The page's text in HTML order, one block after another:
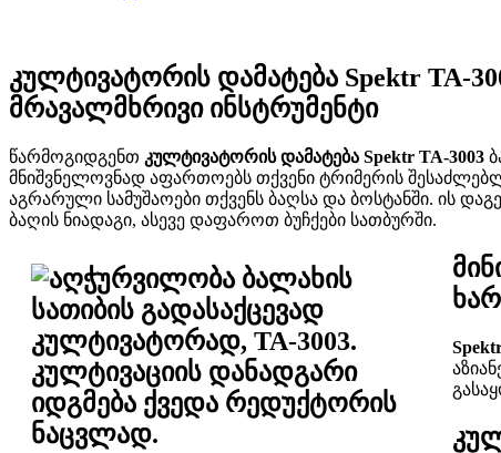
კულტივატორის დამატება Spektr TA-
მრავალმხრივი ინსტრუმენტი
წარმოგიდგენთ კულტივატორის დამატება Spektr TA-3003
მნიშვნელოვნად აფართოებს თქვენი ტრიმერის
აგრარული სამუშაოები თქვენს ბაღსა და ბოსტანში. ის
ბაღის ნიადაგი, ასევე დაფაროთ ბუჩქები სათბურში.